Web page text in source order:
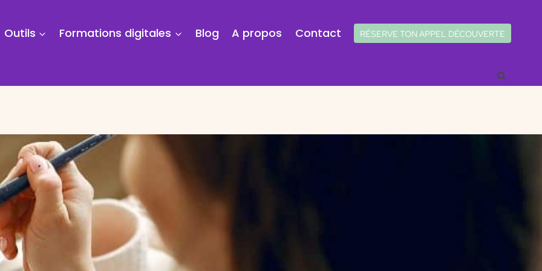
Outils Formations digitales Blog A propos Contact RÉSERVE TON APPEL DÉCOUVERTE